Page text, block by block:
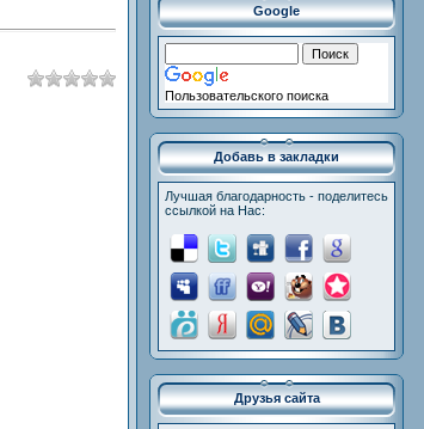
Google
Пользовательского поиска
Добавь в закладки
Лучшая благодарность - поделитесь
ссылкой на Нас:
Друзья сайта